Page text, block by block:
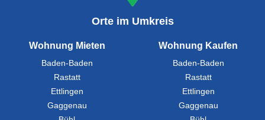
Orte im Umkreis
Wohnung Mieten
Baden-Baden
Rastatt
Ettlingen
Gaggenau
Wohnung Kaufen
Baden-Baden
Rastatt
Ettlingen
Gaggenau